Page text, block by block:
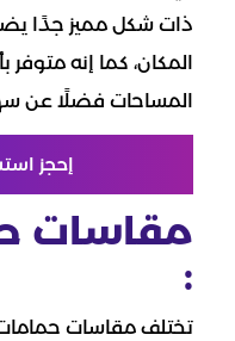
ذات شكل مميز جدًا
المكان، كما إنه
المساحات فضلًا عن
إحجز
مقاسات
:
تختلف مقاسات حمامات